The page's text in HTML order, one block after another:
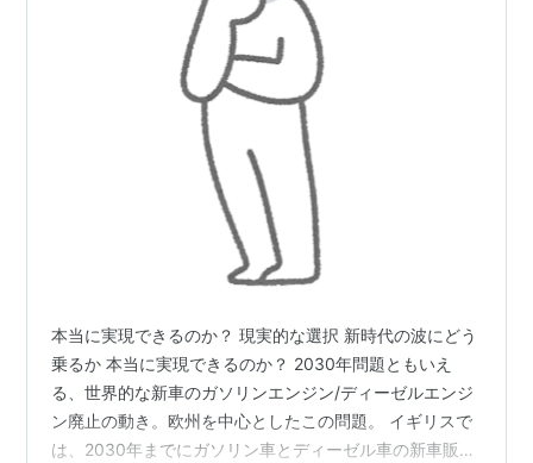
本当に実現できるのか？ 現実的な選択 新時代の波にどう
乗るか 本当に実現できるのか？ 2030年問題ともいえ
る、世界的な新車のガソリンエンジン/ディーゼルエンジ
ン廃止の動き。欧州を中心としたこの問題。 イギリスで
は、2030年までにガソリン車とディーゼル車の新車販売